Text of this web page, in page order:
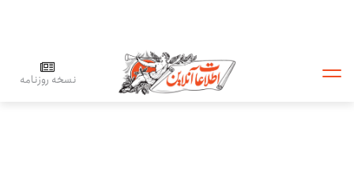
نسخه روزنامه